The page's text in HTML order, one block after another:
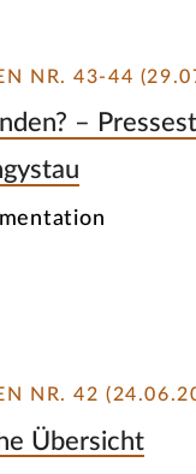
NR. 43-44
–
NR. 42
Übersicht